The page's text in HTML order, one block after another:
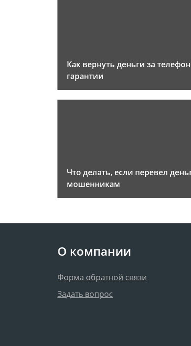
Как вернуть деньги за
гарантии
Что делать, если перевел
мошенникам
О компании
Форма обратной связи
Задать вопрос